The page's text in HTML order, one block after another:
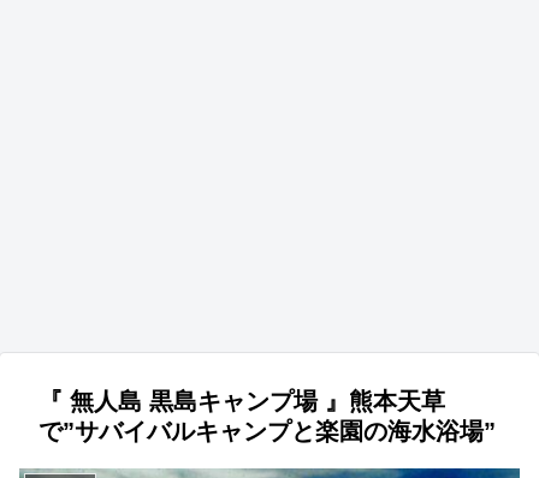
『 無人島 黒島キャンプ場 』熊本天草
で”サバイバルキャンプと楽園の海水浴場”